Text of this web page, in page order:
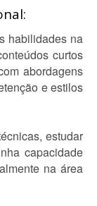
habilidades na
curtos
abordagens
e estilos
estudar
capacidade
na área